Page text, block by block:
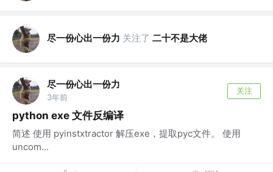
尽一份心出一份力 关注了 二十不是大佬
尽一份心出一份力
3年前
关注
python exe 文件反编译
简述 使用 pyinstxtractor 解压exe，提取pyc文件。 使用
uncom...